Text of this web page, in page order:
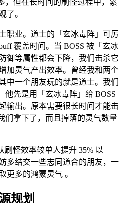
，但在长时间的刷怪过程中，累
了。
职业。道士的「玄冰毒阵」可厉
覆盖时间。当 BOSS 被「玄冰
御等属性都会下降，我们击杀它
加灵气产出效率。曾经我和两个
中一个朋友玩的就是道士。我们
他先是用「玄冰毒阵」给 BOSS
输出。原本需要很长时间才能击
们拿下了，而且掉落的灵气数量
刷怪效率较单人提升 35% 以
多结交一些志同道合的朋友，一
更多的鸿蒙灵气 。
规划